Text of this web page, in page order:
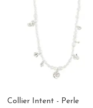
Collier Intent - Perle